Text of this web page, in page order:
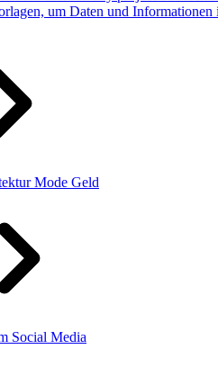
um Daten und
Mode Geld
Social Media